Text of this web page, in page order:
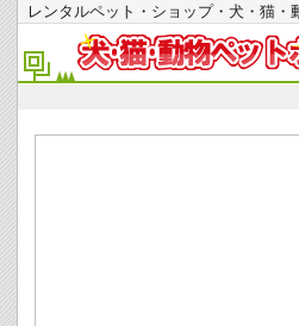
レンタルペット・ショップ・犬・